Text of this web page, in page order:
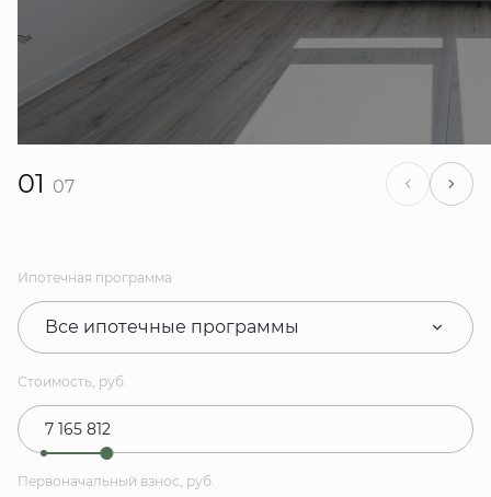
01 07
Ипотечная программа
Все ипотечные программы
Стоимость, руб.
Первоначальный взнос, руб.